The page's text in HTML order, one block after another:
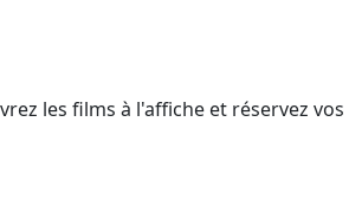
les films à l'affiche et réservez